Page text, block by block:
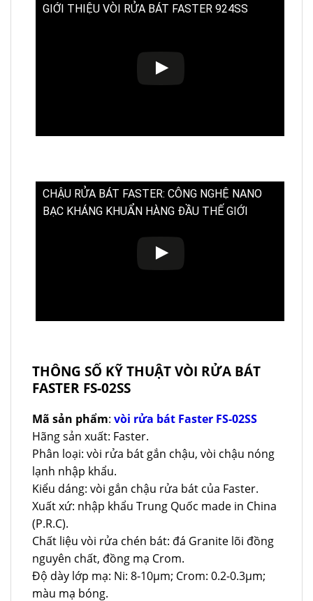
GIỚI THIỆU VÒI RỬA BÁT FASTER 924SS
CHẬU RỬA BÁT FASTER: CÔNG NGHỆ NANO
BẠC KHÁNG KHUẨN HÀNG ĐẦU THẾ GIỚI
THÔNG SỐ KỸ THUẬT VÒI RỬA BÁT
FASTER FS-02SS
Mã sản phẩm: vòi rửa bát Faster FS-02SS
Hãng sản xuất: Faster.
Phân loại: vòi rửa bát gắn chậu, vòi chậu nóng
lạnh nhập khẩu.
Kiểu dáng: vòi gắn chậu rửa bát của Faster.
Xuất xứ: nhập khẩu Trung Quốc made in China
(P.R.C).
Chất liệu vòi rửa chén bát: đá Granite lõi đồng
nguyên chất, đồng mạ Crom.
Độ dày lớp mạ: Ni: 8-10µm; Crom: 0.2-0.3µm;
màu mạ bóng.